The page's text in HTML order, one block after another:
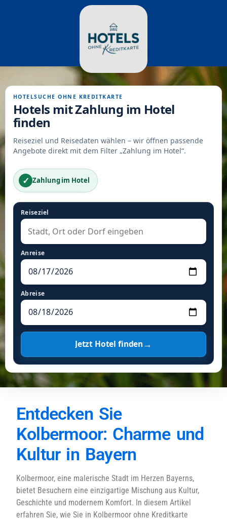
HOTELSUCHE OHNE KREDITKARTE
Hotels mit Zahlung im Hotel
finden
Reiseziel und Reisedaten wählen – wir öffnen passende
Angebote direkt mit dem Filter „Zahlung im Hotel“.
✓ Zahlung im Hotel
Reiseziel
Anreise
Abreise
Jetzt Hotel finden→
Entdecken Sie
Kolbermoor: Charme und
Kultur in Bayern
Kolbermoor, eine malerische Stadt im Herzen Bayerns,
bietet Besuchern eine einzigartige Mischung aus Kultur,
Geschichte und modernem Komfort. In diesem Artikel
erfahren Sie, wie Sie in Kolbermoor ohne Kreditkarte